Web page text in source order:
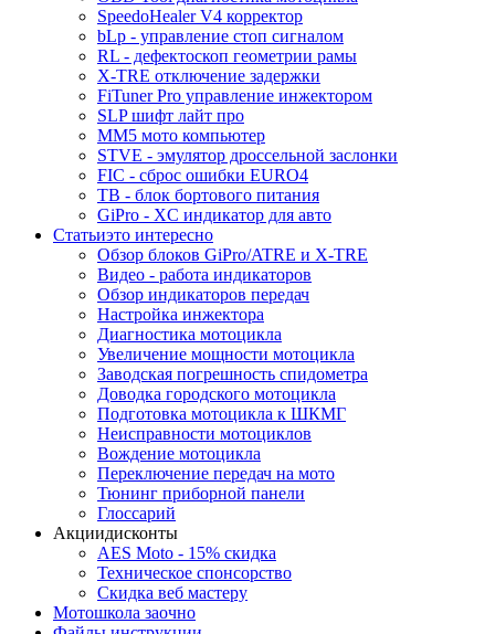
SpeedoHealer V4 корректор
bLp - управление стоп сигналом
RL - дефектоскоп геометрии рамы
X-TRE отключение задержки
FiTuner Pro управление инжектором
SLP шифт лайт про
MM5 мото компьютер
STVE - эмулятор дроссельной заслонки
FIC - сброс ошибки EURO4
TB - блок бортового питания
GiPro - XC индикатор для авто
Статьиэто интересно
Обзор блоков GiPro/ATRE и X-TRE
Видео - работа индикаторов
Обзор индикаторов передач
Настройка инжектора
Диагноcтика мотоцикла
Увеличение мощности мотоцикла
Заводская погрешность спидометра
Доводка городского мотоцикла
Подготовка мотоцикла к ШКМГ
Неисправности мотоциклов
Вождение мотоцикла
Переключение передач на мото
Тюнинг приборной панели
Глоссарий
Акциидисконты
AES Moto - 15% скидка
Техническое спонсорство
Скидка веб мастеру
Мотошкола заочно